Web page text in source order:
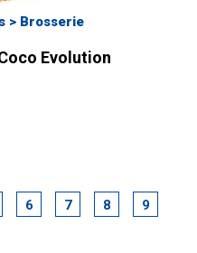
> Brosserie
Evolution
6 7 8 9